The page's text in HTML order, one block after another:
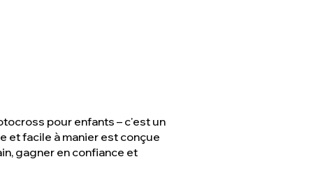
pour enfants – c'est un
et facile à manier est conçue
gagner en confiance et